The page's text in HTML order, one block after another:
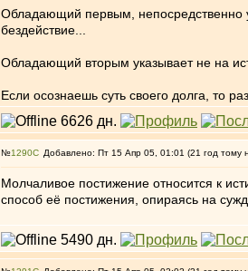
Обладающий первым, непосредственно
бездействие...
Обладающий вторым указывает не на
Если осознаешь суть своего долга, то
№1290 Добавлено: Пт 15 Апр 05, 01:01 (21 год тому
Молчаливое постижение относится к
способ её постижения, опираясь на